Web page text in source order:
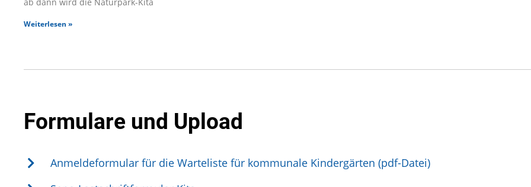
Weiterlesen »
Formulare und Upload
Anmeldeformular für die Warteliste für kommunale Kindergärten (pdf-Datei)